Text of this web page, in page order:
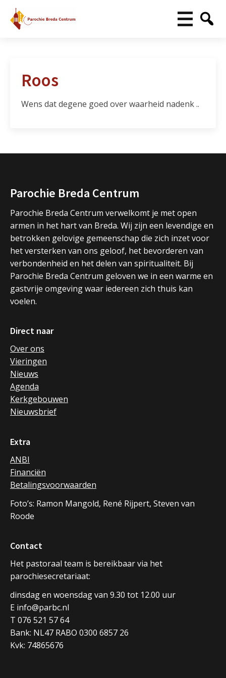
Roos
Wens dat degene goed over waarheid nadenk ..
Parochie Breda Centrum
Parochie Breda Centrum verwelkomt je met open
armen in het hart van Breda. Wij zijn een levendige en
betrokken gelovige gemeenschap die zich inzet voor
het versterken van ons geloof, het bevorderen van
verbondenheid en het delen van spiritualiteit. Bij
Parochie Breda Centrum geloven we in een warme en
gastvrije omgeving waar iedereen zich thuis kan
voelen.
Direct naar
Over ons
Vieringen
Nieuws
Agenda
Kerkgebouwen
Nieuwsbrief
Extra
ANBI
Financiën
Betalingsvoorwaarden
Foto’s: Ramon Mangold, René Rijpert, Steven van
Roode
Contact
Het pastoraal team is bereikbaar via het
parochiesecretariaat:
dinsdag en woensdag van 9.30 tot 12.00 uur
E info@parbc.nl
T 076 521 57 64
Bank: NL47 RABO 0300 6857 26
Kvk: 74865676